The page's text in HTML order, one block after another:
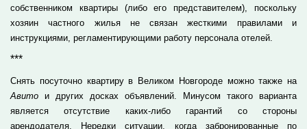
собственником квартиры (либо его представителем), поскольку
хозяин частного жилья не связан жесткими правилами и
инструкциями, регламентирующими работу персонала отелей.
***
Снять посуточно квартиру в Великом Новгороде можно также на
Авито и других досках объявлений. Минусом такого варианта
является отсутствие каких-либо гарантий со стороны
арендодателя. Нередки ситуации, когда забронированные по